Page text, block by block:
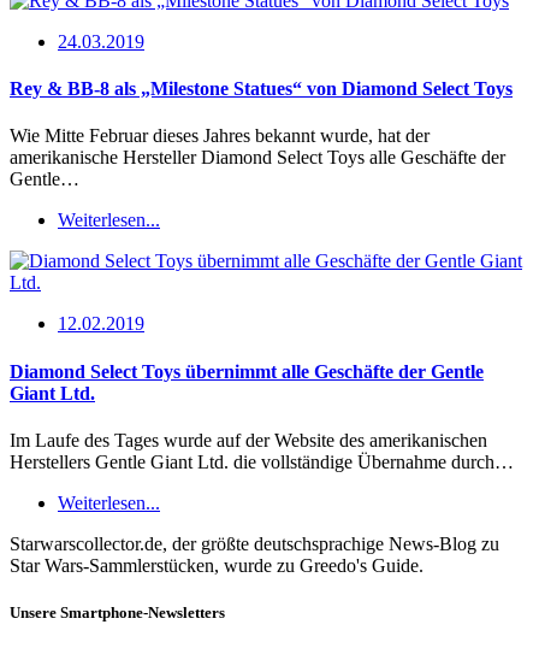
24.03.2019
Rey & BB-8 als „Milestone Statues“ von Diamond Select Toys
Wie Mitte Februar dieses Jahres bekannt wurde, hat der
amerikanische Hersteller Diamond Select Toys alle Geschäfte der
Gentle…
Weiterlesen...
12.02.2019
Diamond Select Toys übernimmt alle Geschäfte der Gentle
Giant Ltd.
Im Laufe des Tages wurde auf der Website des amerikanischen
Herstellers Gentle Giant Ltd. die vollständige Übernahme durch…
Weiterlesen...
Starwarscollector.de, der größte deutschsprachige News-Blog zu
Star Wars-Sammlerstücken, wurde zu Greedo's Guide.
Unsere Smartphone-Newsletters